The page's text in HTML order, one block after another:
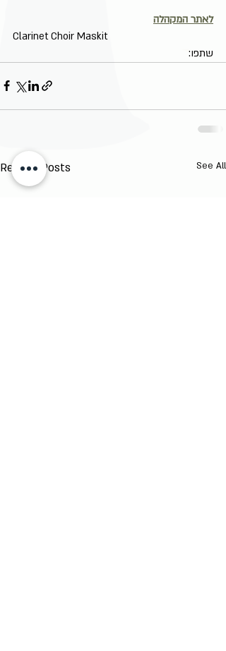
לאתר המקהלה
Clarinet Choir Maskit
שתפו:
Recent Posts See All